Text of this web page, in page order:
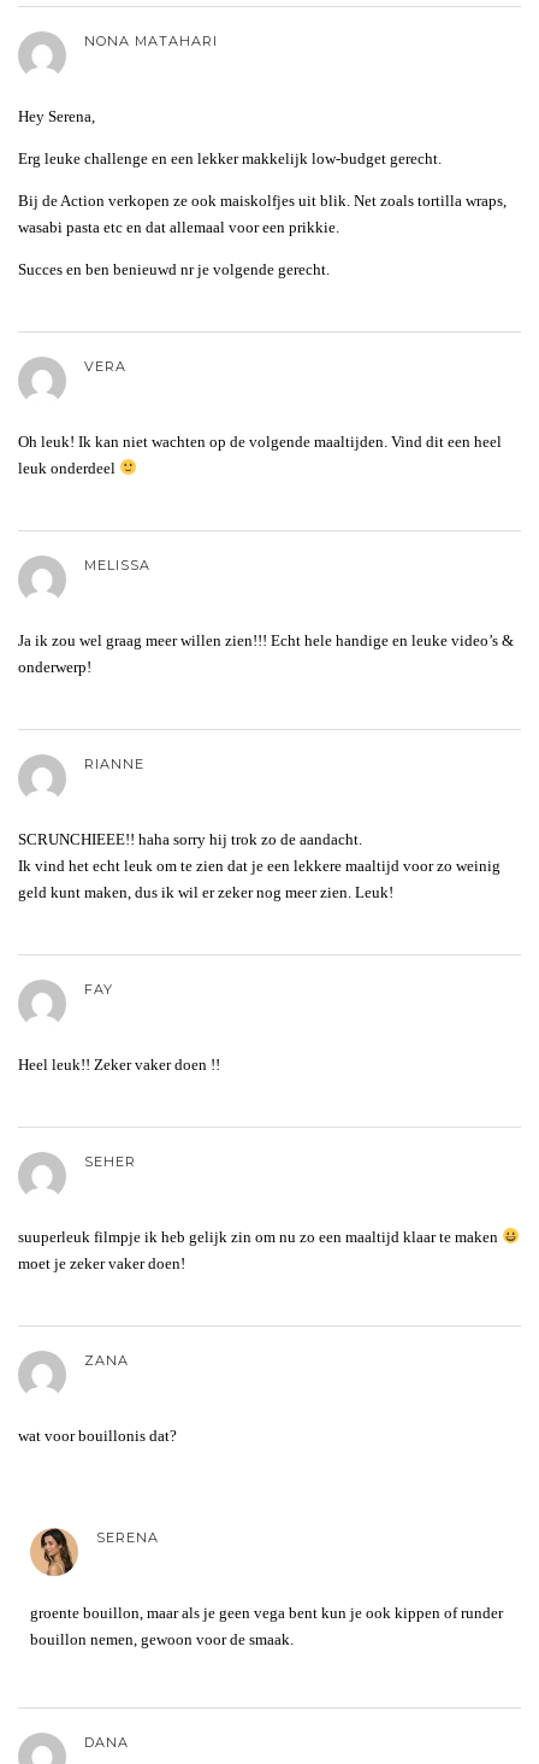
NONA MATAHARI
Hey Serena,
Erg leuke challenge en een lekker makkelijk low-budget gerecht.
Bij de Action verkopen ze ook maiskolfjes uit blik. Net zoals tortilla wraps,
wasabi pasta etc en dat allemaal voor een prikkie.
Succes en ben benieuwd nr je volgende gerecht.
VERA
Oh leuk! Ik kan niet wachten op de volgende maaltijden. Vind dit een heel
leuk onderdeel
MELISSA
Ja ik zou wel graag meer willen zien!!! Echt hele handige en leuke video’s &
onderwerp!
RIANNE
SCRUNCHIEEE!! haha sorry hij trok zo de aandacht.
Ik vind het echt leuk om te zien dat je een lekkere maaltijd voor zo weinig
geld kunt maken, dus ik wil er zeker nog meer zien. Leuk!
FAY
Heel leuk!! Zeker vaker doen !!
SEHER
suuperleuk filmpje ik heb gelijk zin om nu zo een maaltijd klaar te maken
moet je zeker vaker doen!
ZANA
wat voor bouillonis dat?
SERENA
groente bouillon, maar als je geen vega bent kun je ook kippen of runder
bouillon nemen, gewoon voor de smaak.
DANA